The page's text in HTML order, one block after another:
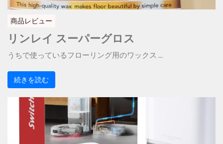
商品レビュー
リンレイ スーパーグロス
うちで使っているフローリング用のワックス ...
続きを読む